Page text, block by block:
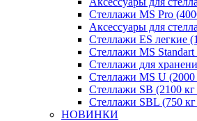
Стеллажи MS Pro
Аксессуары для
Стеллажи ES легкие
Стеллажи MS
Стеллажи для
Стеллажи MS U
Стеллажи SB (2100
Стеллажи SBL (750
НОВИНКИ